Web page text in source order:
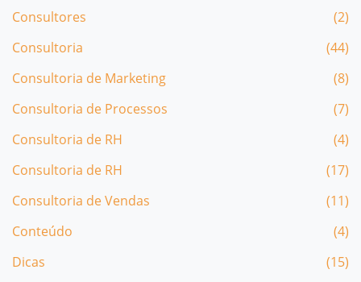
Consultores
(2)
Consultoria
(44)
Consultoria de Marketing
(8)
Consultoria de Processos
(7)
Consultoria de RH
(4)
Consultoria de RH
(17)
Consultoria de Vendas
(11)
Conteúdo
(4)
Dicas
(15)